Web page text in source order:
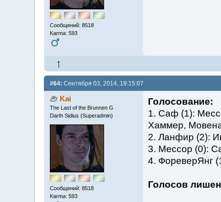
Сообщений: 8518
Karma: 593
#64: Сентября 03, 2014, 19:15:07
Kai
The Last of the Brunnen G
Darth Sidius (Superadmin)
Сообщений: 8518
Karma: 593
Голосование:
1. Саф (1):
Хаммер,
2. Ланфир (2):
3. Мессор (0):
4. ФореверЯнг
Голосов